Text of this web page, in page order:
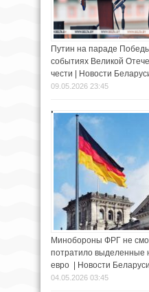
Путин на параде
событиях Великой
чести | Новости
09.05.2026 23:45
Минобороны ФРГ не
потратило выделенные
евро | Новости
04.05.2026 03:45